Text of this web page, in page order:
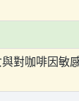
對咖啡因敏